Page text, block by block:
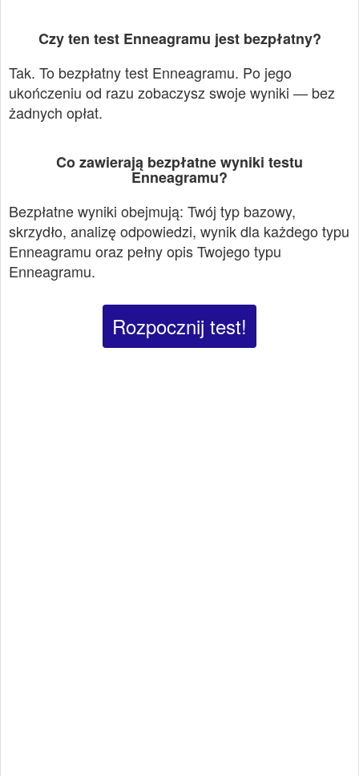
Czy ten test Enneagramu jest bezpłatny?
Tak. To bezpłatny test Enneagramu. Po jego
ukończeniu od razu zobaczysz swoje wyniki — bez
żadnych opłat.
Co zawierają bezpłatne wyniki testu
Enneagramu?
Bezpłatne wyniki obejmują: Twój typ bazowy,
skrzydło, analizę odpowiedzi, wynik dla każdego typu
Enneagramu oraz pełny opis Twojego typu
Enneagramu.
Rozpocznij test!